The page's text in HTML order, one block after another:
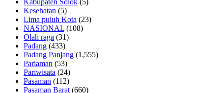
Kesehatan (5)
Lima puluh Kota (23)
NASIONAL (108)
Olah raga (31)
Padang (433)
Padang Panjang (1,555)
Pariaman (53)
Pariwisata (24)
Pasaman (112)
Pasaman Barat (660)